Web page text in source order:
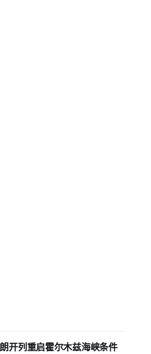
开列重启霍尔木兹海峡条件